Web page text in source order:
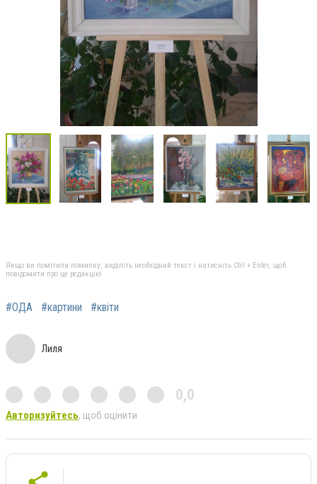
Якщо ви помітили помилку, виділіть необхідний текст і натисніть Ctrl + Enter, щоб
повідомити про це редакцію
#ОДА #картини #квіти
Лиля
0,0
Авторизуйтесь, щоб оцінити